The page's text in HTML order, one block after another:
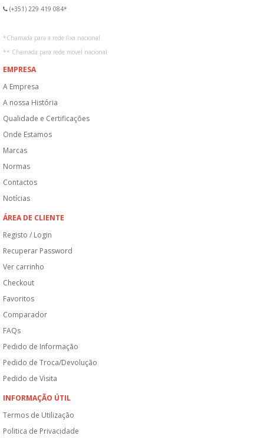
(+351) 229 419 084*
*Chamada para a rede fixa nacional
** Chamada para rede móvel nacional
EMPRESA
A Empresa
A nossa História
Qualidade e Certificações
Onde Estamos
Marcas
Normas
Contactos
Notícias
ÁREA DE CLIENTE
Registo / Login
Recuperar Password
Ver carrinho
Checkout
Favoritos
Comparador
FAQs
Pedido de Informação
Pedido de Troca/Devolução
Pedido de Visita
INFORMAÇÃO ÚTIL
Termos de Utilização
Politica de Privacidade